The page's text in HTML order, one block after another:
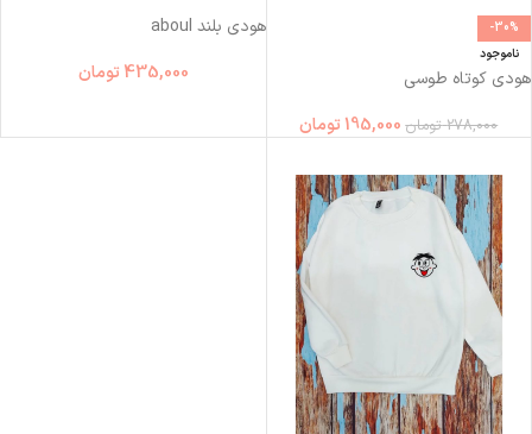
-30%
ناموجود
هودی کوتاه طوسی
278,000 تومان 195,000 تومان
هودی بلند aboul
435,000 تومان